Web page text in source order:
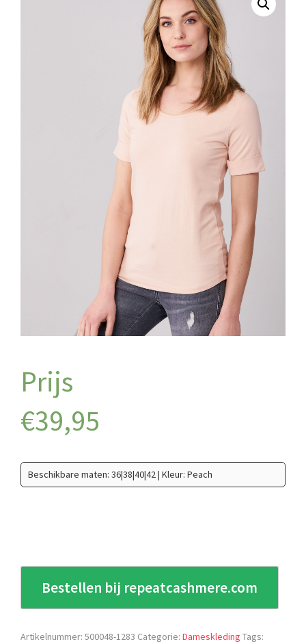
€39,95
Beschikbare maten: 36|38|40|42 | Kleur: Peach
Bestellen bij repeatcashmere.com
Artikelnummer: 500048-1283 Categorie: Dameskleding Tags: